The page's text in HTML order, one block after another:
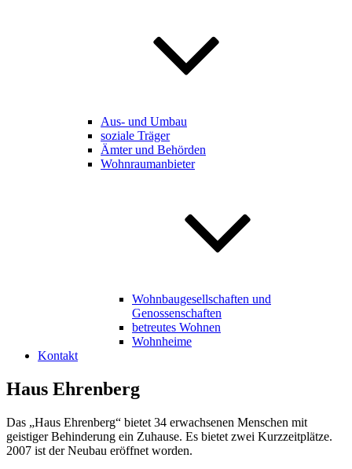
Aus- und Umbau
soziale Träger
Ämter und Behörden
Wohnraumanbieter
Wohnbaugesellschaften und
Genossenschaften
betreutes Wohnen
Wohnheime
Kontakt
Haus Ehrenberg
Das „Haus Ehrenberg“ bietet 34 erwachsenen Menschen mit
geistiger Behinderung ein Zuhause. Es bietet zwei Kurzzeitplätze.
2007 ist der Neubau eröffnet worden.